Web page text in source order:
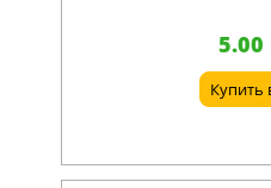
5.00
Купить